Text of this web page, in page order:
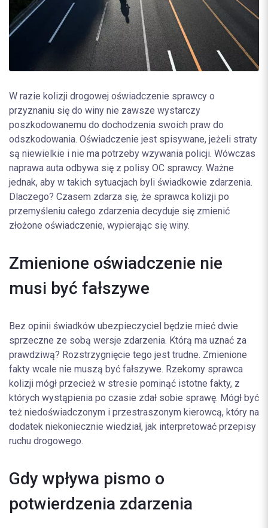
W razie kolizji drogowej oświadczenie sprawcy o
przyznaniu się do winy nie zawsze wystarczy
poszkodowanemu do dochodzenia swoich praw do
odszkodowania. Oświadczenie jest spisywane, jeżeli straty
są niewielkie i nie ma potrzeby wzywania policji. Wówczas
naprawa auta odbywa się z polisy OC sprawcy. Ważne
jednak, aby w takich sytuacjach byli świadkowie zdarzenia.
Dlaczego? Czasem zdarza się, że sprawca kolizji po
przemyśleniu całego zdarzenia decyduje się zmienić
złożone oświadczenie, wypierając się winy.
Zmienione oświadczenie nie
musi być fałszywe
Bez opinii świadków ubezpieczyciel będzie mieć dwie
sprzeczne ze sobą wersje zdarzenia. Którą ma uznać za
prawdziwą? Rozstrzygnięcie tego jest trudne. Zmienione
fakty wcale nie muszą być fałszywe. Rzekomy sprawca
kolizji mógł przecież w stresie pominąć istotne fakty, z
których wystąpienia po czasie zdał sobie sprawę. Mógł być
też niedoświadczonym i przestraszonym kierowcą, który na
dodatek niekoniecznie wiedział, jak interpretować przepisy
ruchu drogowego.
Gdy wpływa pismo o
potwierdzenia zdarzenia